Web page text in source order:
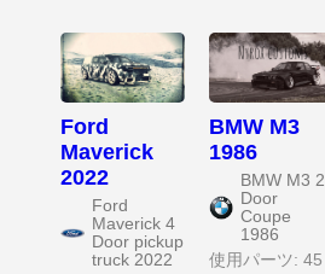
Ford
Maverick
2022
Ford
Maverick 4
Door pickup
truck 2022
BMW M3
1986
BMW M3 2
Door
Coupe
1986
使用パーツ: 45